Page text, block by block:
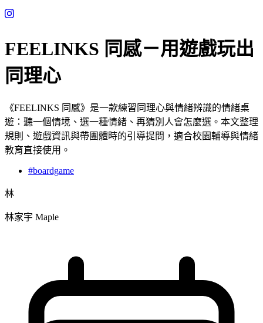
FEELINKS 同感－用遊戲玩出
同理心
《FEELINKS 同感》是一款練習同理心與情緒辨識的情緒桌
遊：聽一個情境、選一種情緒、再猜別人會怎麼選。本文整理
規則、遊戲資訊與帶團體時的引導提問，適合校園輔導與情緒
教育直接使用。
#boardgame
林
林家宇 Maple